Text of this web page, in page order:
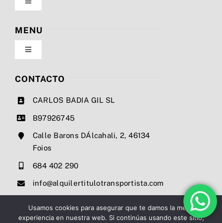
Toggle
Navigation
Política de privacidad
Condiciones de uso
MENU
Toggle
Navigation
Nosotros
Precios
Contacto
CONTACTO
CARLOS BADIA GIL SL
B97926745
Calle Barons DÁlcahali, 2, 46134
Foios
684 402 290
info@alquilertitulotransportista.com
Usamos cookies para asegurar que te damos la mejor
experiencia en nuestra web. Si continúas usando este sitio,